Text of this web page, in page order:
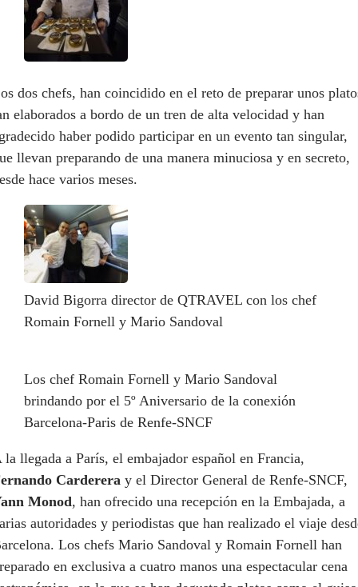
dos chefs, han coincidido en el reto de preparar unos
elaborados a bordo de un tren de alta velocidad y han
haber podido participar en un evento tan singular,
llevan preparando de una manera minuciosa y en secreto,
hace varios meses.
David Bigorra director de QTRAVEL con los chef
Romain Fornell y Mario Sandoval
Los chef Romain Fornell y Mario Sandoval
brindando por el 5º Aniversario de la conexión
Barcelona-Paris de Renfe-SNCF
la llegada a París, el embajador español en Francia,
Carderera y el Director General de Renfe-SNCF,
Monod, han ofrecido una recepción en la Embajada, a
autoridades y periodistas que han realizado el viaje
Los chefs Mario Sandoval y Romain Fornell han
en exclusiva a cuatro manos una espectacular cena